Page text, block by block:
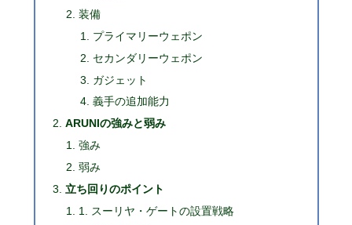
装備
プライマリーウェポン
セカンダリーウェポン
ガジェット
義手の追加能力
ARUNIの強みと弱み
強み
弱み
立ち回りのポイント
1. スーリヤ・ゲートの設置戦略